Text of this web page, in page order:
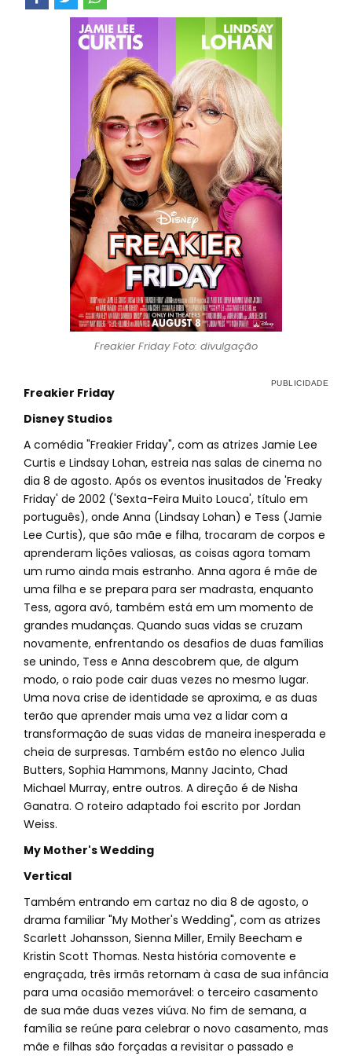
Freakier Friday Foto: divulgação
Freakier Friday
Disney Studios
A comédia "Freakier Friday", com as atrizes Jamie Lee
Curtis e Lindsay Lohan, estreia nas salas de cinema no
dia 8 de agosto. Após os eventos inusitados de 'Freaky
Friday' de 2002 ('Sexta-Feira Muito Louca', título em
português), onde Anna (Lindsay Lohan) e Tess (Jamie
Lee Curtis), que são mãe e filha, trocaram de corpos e
aprenderam lições valiosas, as coisas agora tomam
um rumo ainda mais estranho. Anna agora é mãe de
uma filha e se prepara para ser madrasta, enquanto
Tess, agora avó, também está em um momento de
grandes mudanças. Quando suas vidas se cruzam
novamente, enfrentando os desafios de duas famílias
se unindo, Tess e Anna descobrem que, de algum
modo, o raio pode cair duas vezes no mesmo lugar.
Uma nova crise de identidade se aproxima, e as duas
terão que aprender mais uma vez a lidar com a
transformação de suas vidas de maneira inesperada e
cheia de surpresas. Também estão no elenco Julia
Butters, Sophia Hammons, Manny Jacinto, Chad
Michael Murray, entre outros. A direção é de Nisha
Ganatra. O roteiro adaptado foi escrito por Jordan
Weiss.
My Mother's Wedding
Vertical
Também entrando em cartaz no dia 8 de agosto, o
drama familiar "My Mother's Wedding", com as atrizes
Scarlett Johansson, Sienna Miller, Emily Beecham e
Kristin Scott Thomas. Nesta história comovente e
engraçada, três irmãs retornam à casa de sua infância
para uma ocasião memorável: o terceiro casamento
de sua mãe duas vezes viúva. No fim de semana, a
família se reúne para celebrar o novo casamento, mas
mãe e filhas são forçadas a revisitar o passado e